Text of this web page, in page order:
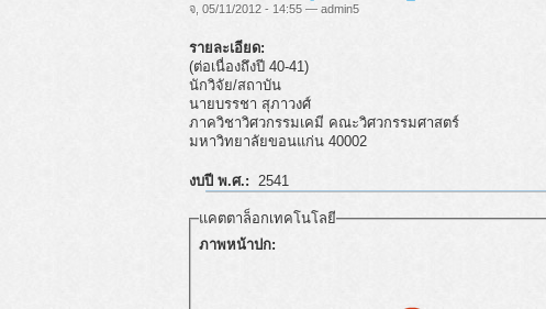
จ, 05/11/2012 - 14:55 — admin5
รายละเอียด:
(ต่อเนื่องถึงปี 40-41)
นักวิจัย/สถาบัน
นายบรรชา สุภาวงศ์
ภาควิชาวิศวกรรมเคมี คณะวิศวกรรมศาสตร์
มหาวิทยาลัยขอนแก่น 40002
งบปี พ.ศ.: 2541
แคตตาล็อกเทคโนโลยี
ภาพหน้าปก: